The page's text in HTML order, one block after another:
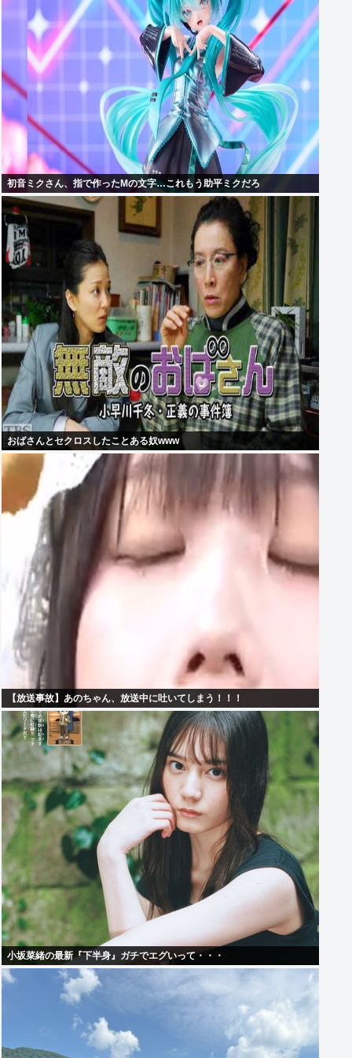
初音ミクさん、指で作ったMの文字…これもう助平ミクだろ
おばさんとセクロスしたことある奴www
【放送事故】あのちゃん、放送中に吐いてしまう！！！
小坂菜緒の最新『下半身』ガチでエグいって・・・